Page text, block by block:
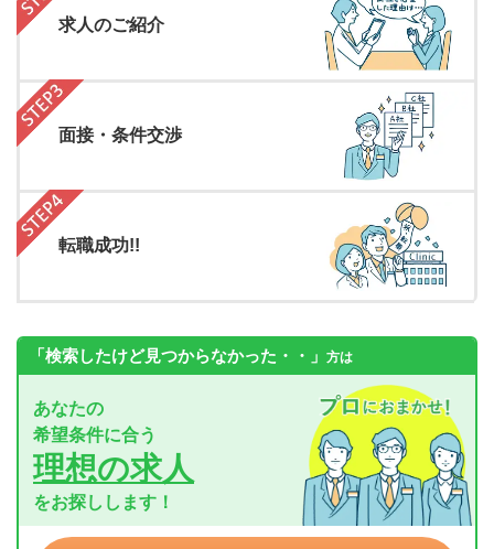
求人のご紹介
面接・条件交渉
転職成功!!
「検索したけど見つからなかった・・」 方は
あなたの
希望条件に合う
理想の求人
をお探しします！